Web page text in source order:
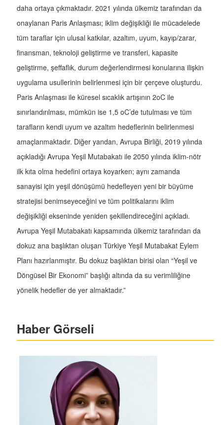
daha ortaya çıkmaktadır. 2021 yılında ülkemiz tarafından da
onaylanan Paris Anlaşması; iklim değişikliği ile mücadelede
tüm taraflar için ulusal katkılar, azaltım, uyum, kayıp/zarar,
finansman, teknoloji geliştirme ve transferi, kapasite
geliştirme, şeffaflık, durum değerlendirmesi konularına ilişkin
uygulama usullerinin belirlenmesi için bir çerçeve oluşturdu.
Paris Anlaşması ile küresel sıcaklık artışının 2oC ile
sınırlandırılması, mümkün ise 1,5 oC’de tutulması ve tüm
tarafların kendi uyum ve azaltım hedeflerinin belirlenmesi
amaçlanmaktadır. Diğer yandan, Avrupa Birliği, 2019 yılında
açıkladığı Avrupa Yeşil Mutabakatı ile 2050 yılında iklim-nötr
ilk kıta olma hedefini ortaya koyarken; aynı zamanda
sanayisi için yeşil dönüşümü hedefleyen yeni bir büyüme
stratejisi benimseyeceğini ve tüm politikalarını iklim
değişikliği ekseninde yeniden şekillendireceğini açıkladı.
Avrupa Yeşil Mutabakatı kapsamında ülkemiz tarafından da
dokuz ana başlıktan oluşan Türkiye Yeşil Mutabakat Eylem
Planı hazırlanmıştır. Bu dokuz başlıktan birisi olan “Yeşil ve
Döngüsel Bir Ekonomi” başlığı altında da su verimliliğine
yönelik hedefler de yer almaktadır.”
Haber Görseli